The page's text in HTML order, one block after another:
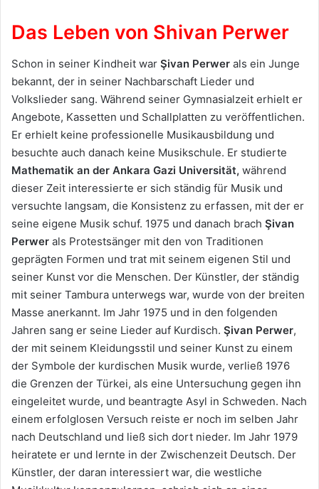
Das Leben von Shivan Perwer
Schon in seiner Kindheit war Şivan Perwer als ein Junge
bekannt, der in seiner Nachbarschaft Lieder und
Volkslieder sang. Während seiner Gymnasialzeit erhielt er
Angebote, Kassetten und Schallplatten zu veröffentlichen.
Er erhielt keine professionelle Musikausbildung und
besuchte auch danach keine Musikschule. Er studierte
Mathematik an der Ankara Gazi Universität, während
dieser Zeit interessierte er sich ständig für Musik und
versuchte langsam, die Konsistenz zu erfassen, mit der er
seine eigene Musik schuf. 1975 und danach brach Şivan
Perwer als Protestsänger mit den von Traditionen
geprägten Formen und trat mit seinem eigenen Stil und
seiner Kunst vor die Menschen. Der Künstler, der ständig
mit seiner Tambura unterwegs war, wurde von der breiten
Masse anerkannt. Im Jahr 1975 und in den folgenden
Jahren sang er seine Lieder auf Kurdisch. Şivan Perwer,
der mit seinem Kleidungsstil und seiner Kunst zu einem
der Symbole der kurdischen Musik wurde, verließ 1976
die Grenzen der Türkei, als eine Untersuchung gegen ihn
eingeleitet wurde, und beantragte Asyl in Schweden. Nach
einem erfolglosen Versuch reiste er noch im selben Jahr
nach Deutschland und ließ sich dort nieder. Im Jahr 1979
heiratete er und lernte in der Zwischenzeit Deutsch. Der
Künstler, der daran interessiert war, die westliche